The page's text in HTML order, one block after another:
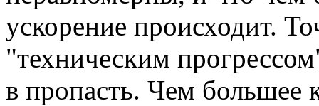
ускорение происходит.
"техническим
в пропасть. Чем большее